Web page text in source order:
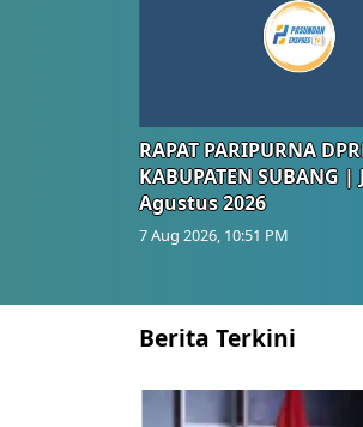
RAPAT PARIPURNA
KABUPATEN SUBANG
Agustus 2026
7 Aug 2026, 10:51 PM
Berita Terkini